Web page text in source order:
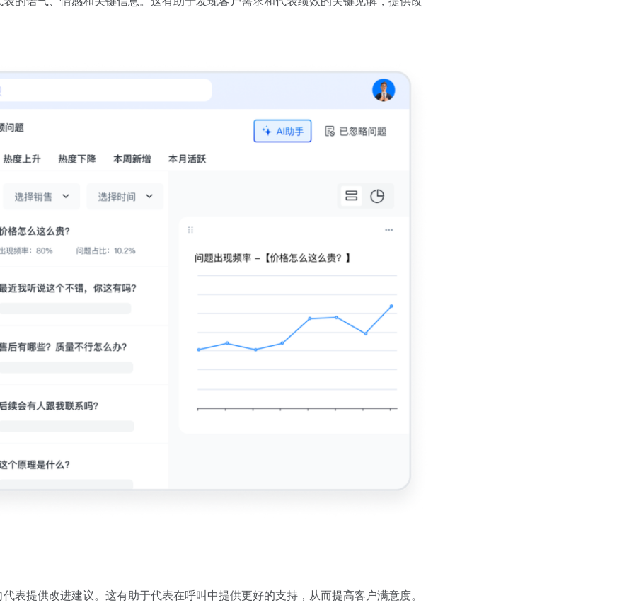
表提供改进建议。这有助于代表在呼叫中提供更好的支持，从而提高客户满意度。